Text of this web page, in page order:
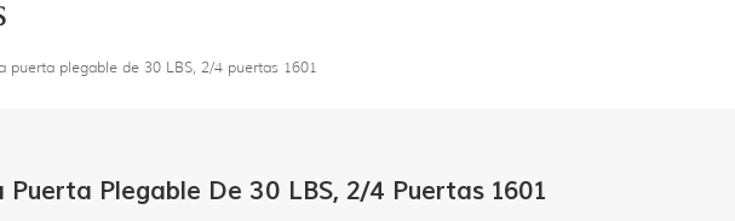
puerta plegable de 30 LBS, 2/4 puertas 1601
Plegable De 30 LBS, 2/4 Puertas 1601